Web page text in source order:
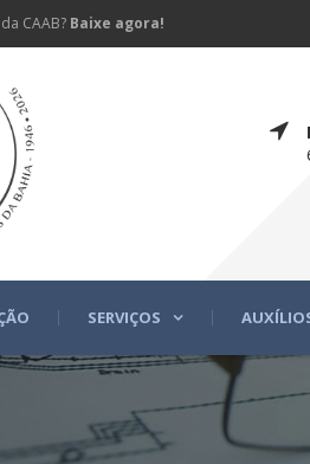
CAAB? Baixe agora!
SERVIÇOS